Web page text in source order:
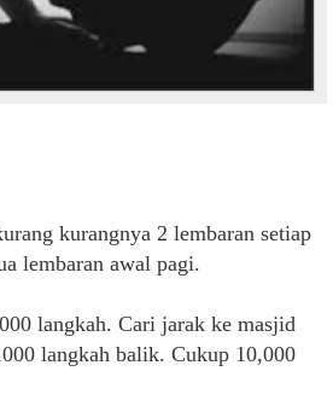
kurangnya 2 lembaran setiap
lembaran awal pagi.
langkah. Cari jarak ke masjid
langkah balik. Cukup 10,000